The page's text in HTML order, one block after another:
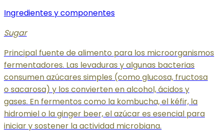
Ingredientes y componentes
Sugar
Principal fuente de alimento para los microorganismos
fermentadores. Las levaduras y algunas bacterias
consumen azúcares simples (como glucosa, fructosa
o sacarosa) y los convierten en alcohol, ácidos y
gases. En fermentos como la kombucha, el kéfir, la
hidromiel o la ginger beer, el azúcar es esencial para
iniciar y sostener la actividad microbiana.